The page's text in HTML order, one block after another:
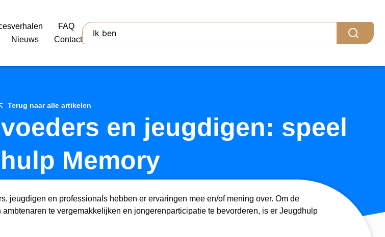
FAQ
Nieuws
Contact
Terug naar alle artikelen
en jeugdigen: speel
Memory
jeugdigen en professionals hebben er ervaringen mee en/of mening over. Om de
te vergemakkelijken en jongerenparticipatie te bevorderen, is er Jeugdhulp